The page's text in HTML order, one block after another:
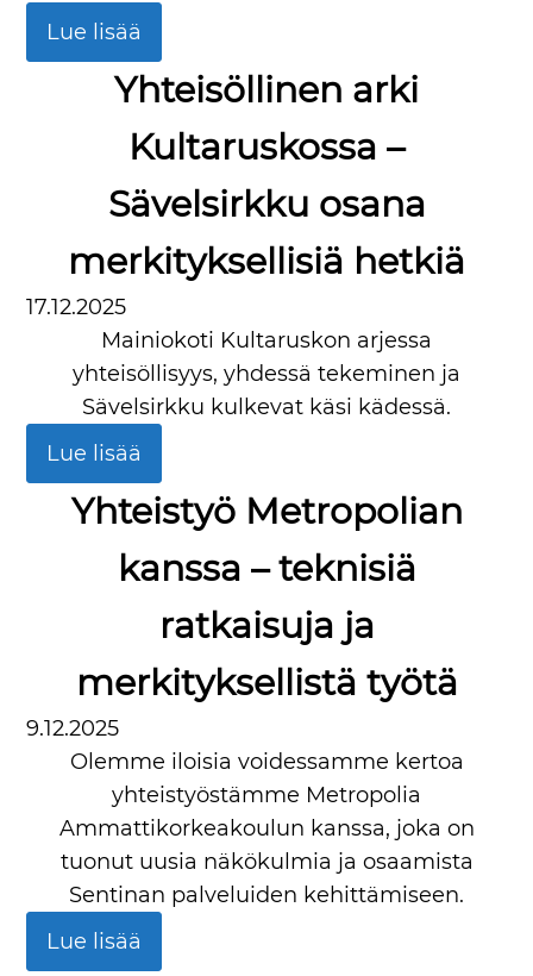
Lue lisää
Yhteisöllinen arki
Kultaruskossa –
Sävelsirkku osana
merkityksellisiä hetkiä
17.12.2025
Mainiokoti Kultaruskon arjessa
yhteisöllisyys, yhdessä tekeminen ja
Sävelsirkku kulkevat käsi kädessä.
Lue lisää
Yhteistyö Metropolian
kanssa – teknisiä
ratkaisuja ja
merkityksellistä työtä
9.12.2025
Olemme iloisia voidessamme kertoa
yhteistyöstämme Metropolia
Ammattikorkeakoulun kanssa, joka on
tuonut uusia näkökulmia ja osaamista
Sentinan palveluiden kehittämiseen.
Lue lisää